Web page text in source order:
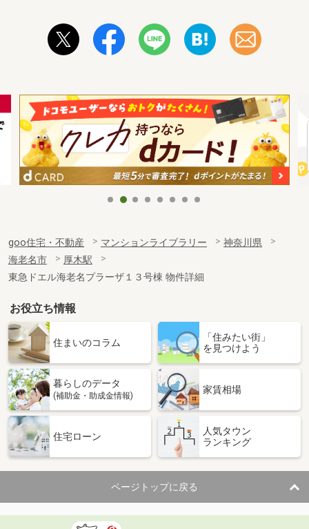
goo住宅・不動産 マンションライブラリー
神奈川県
海老名市
厚木駅
東急ドエル海老名プラーザ１３号棟 物件詳細
お役立ち情報
住まいのコラム
「住みたい街」
を見つけよう
暮らしのデータ
(補助金・助成金情報)
家賃相場
住宅ローン
人気タウン
ランキング
ページトップに戻る